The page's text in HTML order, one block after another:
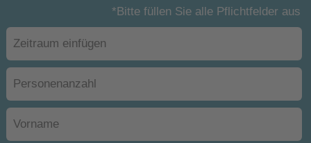
*Bitte füllen Sie alle Pflichtfelder aus